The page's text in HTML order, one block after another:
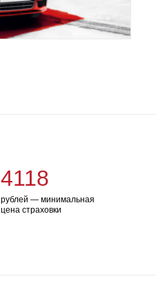
4118
рублей — минимальная
цена страховки